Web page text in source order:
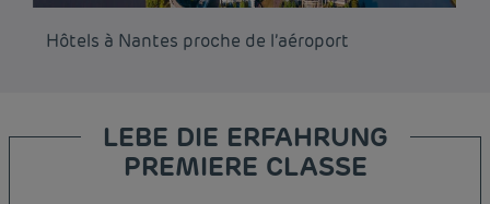
Hôtels à Nantes proche de l’aéroport
LEBE DIE ERFAHRUNG
PREMIERE CLASSE